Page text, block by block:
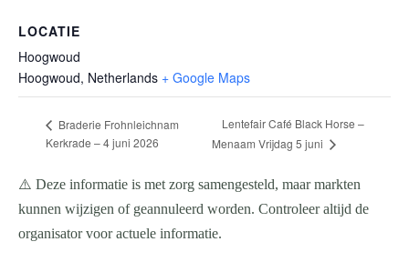
LOCATIE
Hoogwoud
Hoogwoud, Netherlands + Google Maps
Braderie Frohnleichnam
Kerkrade – 4 juni 2026
Lentefair Café Black Horse –
Menaam Vrijdag 5 juni
⚠️ Deze informatie is met zorg samengesteld, maar markten
kunnen wijzigen of geannuleerd worden. Controleer altijd de
organisator voor actuele informatie.